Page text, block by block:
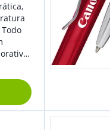
E
Feiras